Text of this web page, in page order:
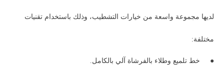
لديها مجموعة واسعة من خيارات التشطيب، وذلك باستخدام تقنيات
مختلفة:
● خط تلميع وطلاء بالفرشاة آلي بالكامل.